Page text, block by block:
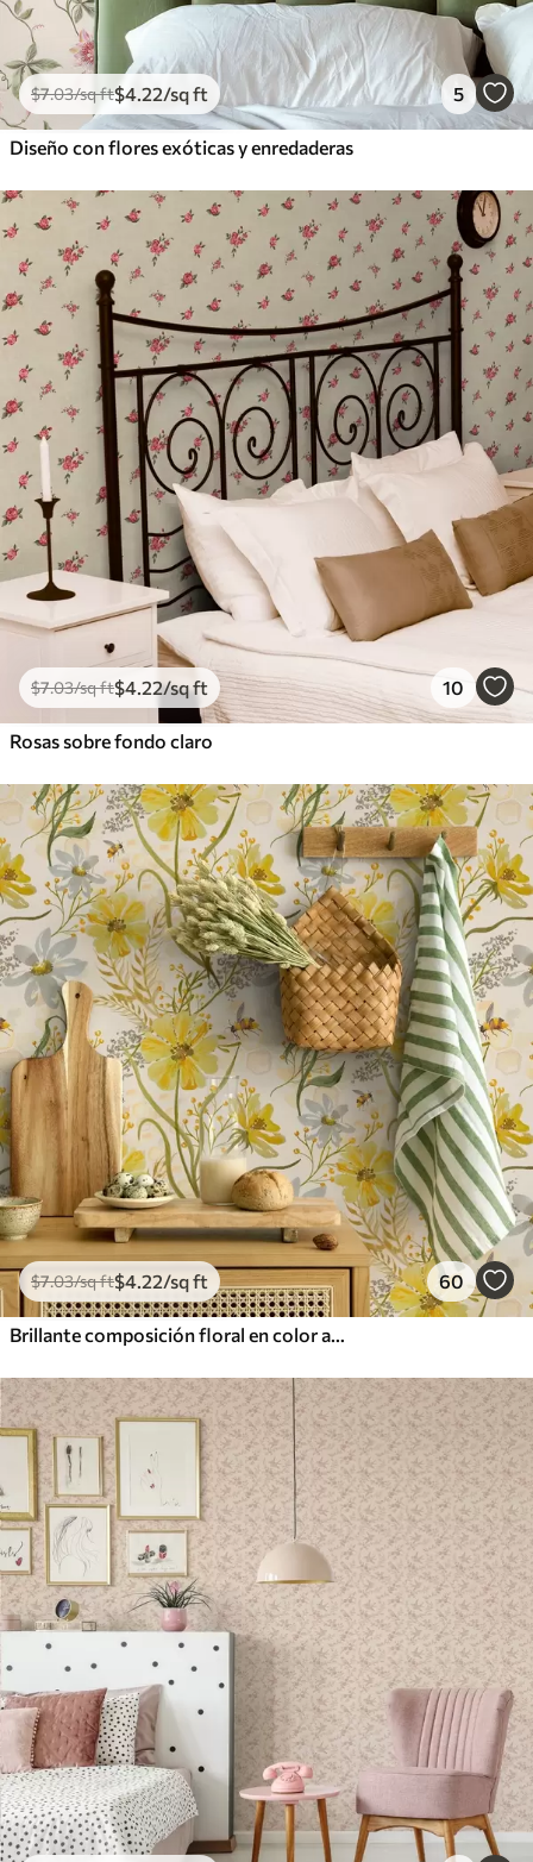
$7.03/sq ft$4.22/sq ft 5
Diseño con flores exóticas y enredaderas
$7.03/sq ft$4.22/sq ft 10
Rosas sobre fondo claro
$7.03/sq ft$4.22/sq ft 60
Brillante composición floral en color amarillo